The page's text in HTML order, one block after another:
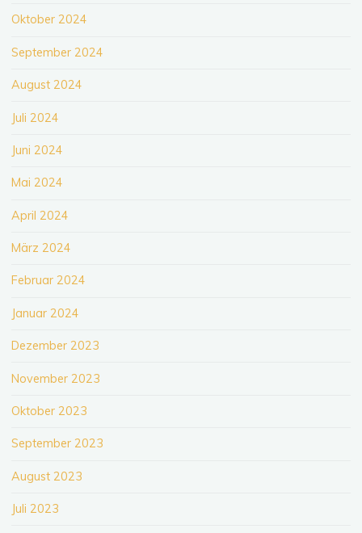
Oktober 2024
September 2024
August 2024
Juli 2024
Juni 2024
Mai 2024
April 2024
März 2024
Februar 2024
Januar 2024
Dezember 2023
November 2023
Oktober 2023
September 2023
August 2023
Juli 2023